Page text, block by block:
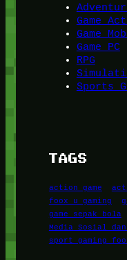
Game
Game
Game PC
RPG
Sports
TAGS
action game
foox u gaming
game sepak bola
Media Sosial
sport gaming